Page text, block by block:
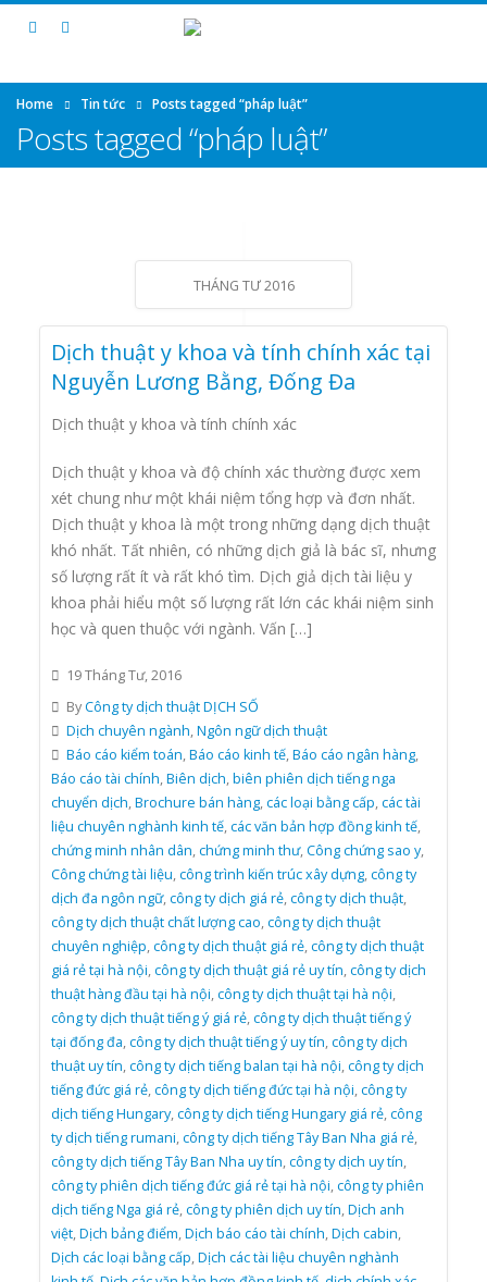
Home Tin tức Posts tagged “pháp luật”
Posts tagged “pháp luật”
THÁNG TƯ 2016
Dịch thuật y khoa và tính chính xác tại
Nguyễn Lương Bằng, Đống Đa
Dịch thuật y khoa và tính chính xác
Dịch thuật y khoa và độ chính xác thường được xem
xét chung như một khái niệm tổng hợp và đơn nhất.
Dịch thuật y khoa là một trong những dạng dịch thuật
khó nhất. Tất nhiên, có những dịch giả là bác sĩ, nhưng
số lượng rất ít và rất khó tìm. Dịch giả dịch tài liệu y
khoa phải hiểu một số lượng rất lớn các khái niệm sinh
học và quen thuộc với ngành. Vấn […]
19 Tháng Tư, 2016
ByCông ty dịch thuật DỊCH SỐ
Dịch chuyên ngành,Ngôn ngữ dịch thuật
Báo cáo kiểm toán,Báo cáo kinh tế,Báo cáo ngân hàng,
Báo cáo tài chính,Biên dịch,biên phiên dịch tiếng nga
chuyển dịch,Brochure bán hàng,các loại bằng cấp,các tài
liệu chuyên nghành kinh tế,các văn bản hợp đồng kinh tế,
chứng minh nhân dân,chứng minh thư,Công chứng sao y,
Công chứng tài liệu,công trình kiến trúc xây dựng,công ty
dịch đa ngôn ngữ,công ty dịch giá rẻ,công ty dịch thuật,
công ty dịch thuật chất lượng cao,công ty dịch thuật
chuyên nghiệp,công ty dịch thuật giá rẻ,công ty dịch thuật
giá rẻ tại hà nội,công ty dịch thuật giá rẻ uy tín,công ty dịch
thuật hàng đầu tại hà nội,công ty dịch thuật tại hà nội,
công ty dịch thuật tiếng ý giá rẻ,công ty dịch thuật tiếng ý
tại đống đa,công ty dịch thuật tiếng ý uy tín,công ty dịch
thuật uy tín,công ty dịch tiếng balan tại hà nội,công ty dịch
tiếng đức giá rẻ,công ty dịch tiếng đức tại hà nội,công ty
dịch tiếng Hungary,công ty dịch tiếng Hungary giá rẻ,công
ty dịch tiếng rumani,công ty dịch tiếng Tây Ban Nha giá rẻ,
công ty dịch tiếng Tây Ban Nha uy tín,công ty dịch uy tín,
công ty phiên dịch tiếng đức giá rẻ tại hà nội,công ty phiên
dịch tiếng Nga giá rẻ,công ty phiên dịch uy tín,Dịch anh
việt,Dịch bảng điểm,Dịch báo cáo tài chính,Dịch cabin,
Dịch các loại bằng cấp,Dịch các tài liệu chuyên nghành